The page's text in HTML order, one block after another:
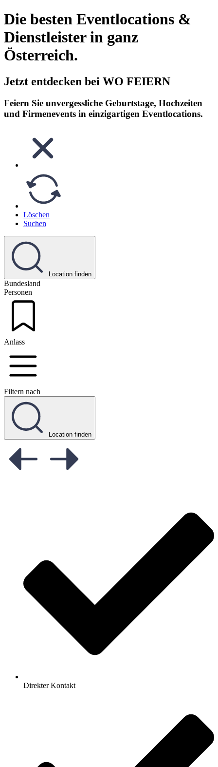
Die besten Eventlocations &
Dienstleister in ganz
Österreich.
Jetzt entdecken bei WO FEIERN
Feiern Sie unvergessliche Geburtstage, Hochzeiten
und Firmenevents in einzigartigen Eventlocations.
Löschen
Suchen
Location finden
Bundesland
Personen
Anlass
Filtern nach
Location finden
Direkter Kontakt